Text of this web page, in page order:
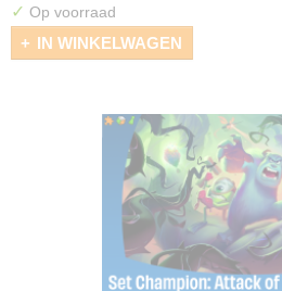
✓ Op voorraad
IN WINKELWAGEN